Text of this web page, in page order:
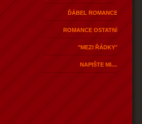
ĎÁBEL ROMANCE
ROMANCE OSTATNÍ
"MEZI ŘÁDKY"
NAPIŠTE MI....